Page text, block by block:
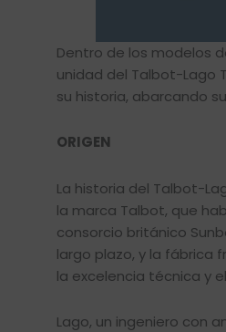
Dentro de los modelos
unidad del Talbot-Lago
su historia, abarcando
ORIGEN
La historia del Talbot-
la marca Talbot, que
consorcio británico
largo plazo, y la fábrica
la excelencia técnica y
Lago, un ingeniero con